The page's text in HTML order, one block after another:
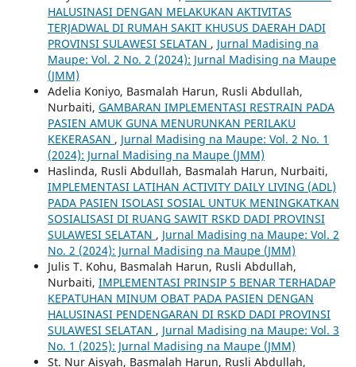
HALUSINASI DENGAN MELAKUKAN AKTIVITAS
TERJADWAL DI RUMAH SAKIT KHUSUS DAERAH DADI
PROVINSI SULAWESI SELATAN , Jurnal Madising na
Maupe: Vol. 2 No. 2 (2024): Jurnal Madising na Maupe
(JMM)
Adelia Koniyo, Basmalah Harun, Rusli Abdullah,
Nurbaiti, GAMBARAN IMPLEMENTASI RESTRAIN PADA
PASIEN AMUK GUNA MENURUNKAN PERILAKU
KEKERASAN , Jurnal Madising na Maupe: Vol. 2 No. 1
(2024): Jurnal Madising na Maupe (JMM)
Haslinda, Rusli Abdullah, Basmalah Harun, Nurbaiti,
IMPLEMENTASI LATIHAN ACTIVITY DAILY LIVING (ADL)
PADA PASIEN ISOLASI SOSIAL UNTUK MENINGKATKAN
SOSIALISASI DI RUANG SAWIT RSKD DADI PROVINSI
SULAWESI SELATAN , Jurnal Madising na Maupe: Vol. 2
No. 2 (2024): Jurnal Madising na Maupe (JMM)
Julis T. Kohu, Basmalah Harun, Rusli Abdullah,
Nurbaiti, IMPLEMENTASI PRINSIP 5 BENAR TERHADAP
KEPATUHAN MINUM OBAT PADA PASIEN DENGAN
HALUSINASI PENDENGARAN DI RSKD DADI PROVINSI
SULAWESI SELATAN , Jurnal Madising na Maupe: Vol. 3
No. 1 (2025): Jurnal Madising na Maupe (JMM)
St. Nur Aisyah, Basmalah Harun, Rusli Abdullah,